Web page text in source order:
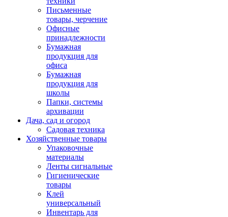
Письменные
товары, черчение
Офисные
принадлежности
Бумажная
продукция для
офиса
Бумажная
продукция для
школы
Папки, системы
архивации
Дача, сад и огород
Садовая техника
Хозяйственные товары
Упаковочные
материалы
Ленты сигнальные
Гигиенические
товары
Клей
универсальный
Инвентарь для